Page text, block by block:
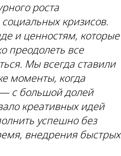
роста
кризисов.
и ценностям, которые
преодолеть все
Мы всегда ставили
моменты, когда
с большой долей
креативных идей
успешно без
внедрения быстрых